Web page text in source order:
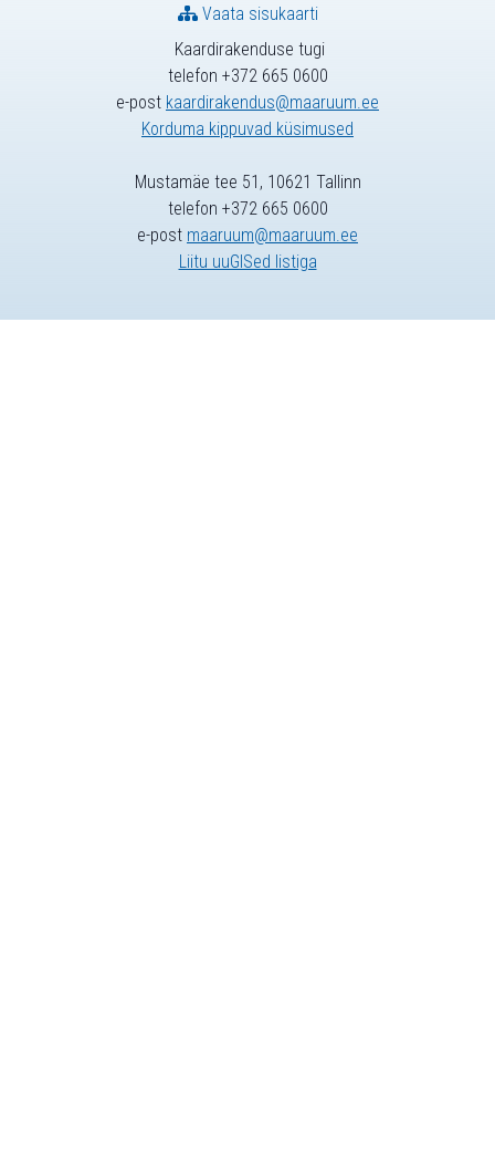
Kaardirakenduse tugi
telefon +372 665 0600
e-post kaardirakendus@maaruum.ee
Korduma kippuvad küsimused
Vaata sisukaarti
Mustamäe tee 51, 10621 Tallinn
telefon +372 665 0600
e-post maaruum@maaruum.ee
Liitu uuGISed listiga